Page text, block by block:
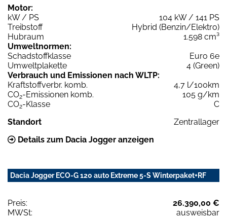
Motor:
kW / PS
104 kW / 141 PS
Treibstoff
Hybrid (Benzin/Elektro)
Hubraum
1.598 cm³
Umweltnormen:
Schadstoffklasse
Euro 6e
Umweltplakette
4 (Green)
Verbrauch und Emissionen nach WLTP:
Kraftstoffverbr. komb.
4,7 l/100km
CO2-Emissionen komb.
105 g/km
CO2-Klasse
C
Standort
Zentrallager
Details zum Dacia Jogger anzeigen
Dacia Jogger ECO-G 120 auto Extreme 5-S Winterpaket+RF
Preis:
26.390,00 €
MWSt:
ausweisbar